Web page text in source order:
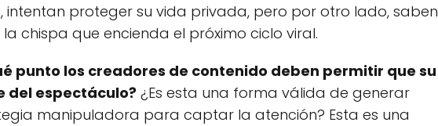
proteger su vida privada, pero por otro lado, saben
chispa que encienda el próximo ciclo viral.
punto los creadores de contenido deben permitir que su
del espectáculo? ¿Es esta una forma válida de generar
manipuladora para captar la atención? Esta es una